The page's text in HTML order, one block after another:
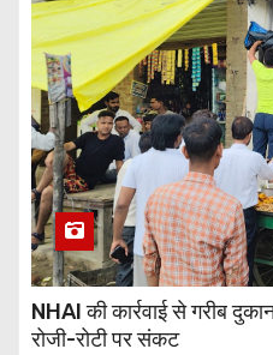
NHAI की कार्रवाई से गरीब
रोजी-रोटी पर संकट